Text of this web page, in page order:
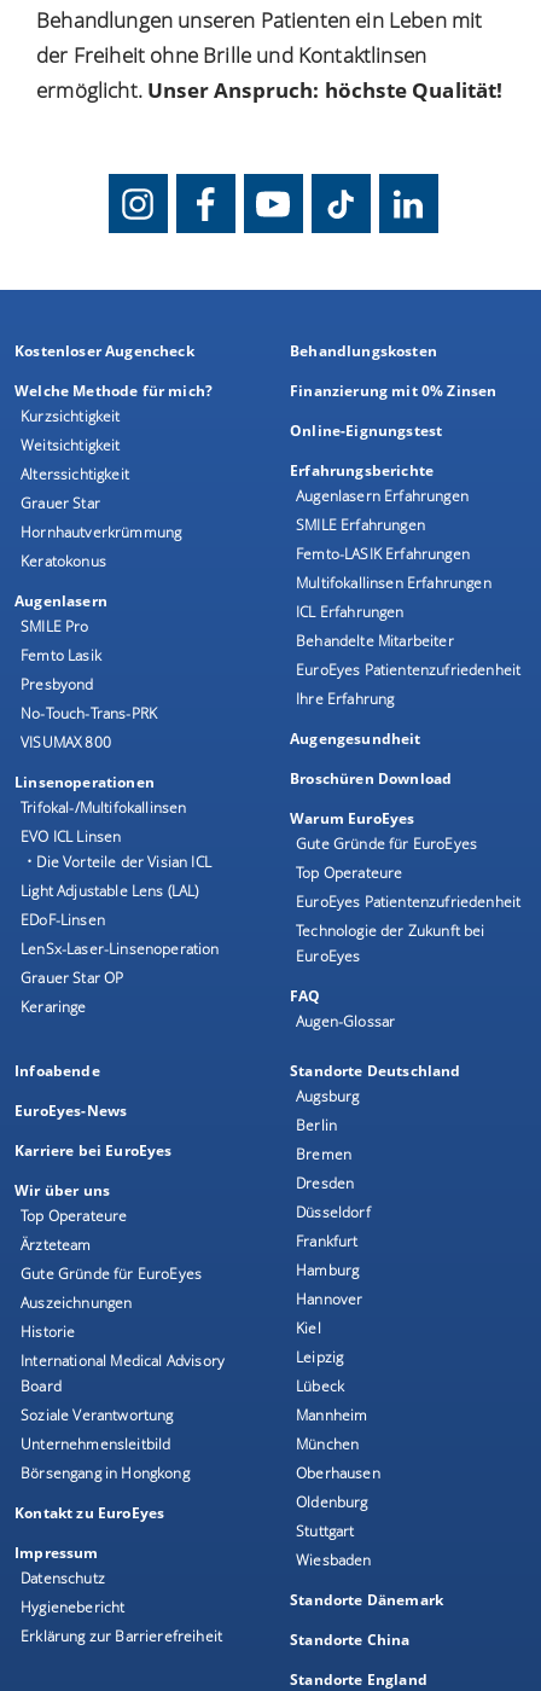
Behandlungen unseren Patienten ein Leben mit
der Freiheit ohne Brille und Kontaktlinsen
ermöglicht. Unser Anspruch: höchste Qualität!
Kostenloser Augencheck
Welche Methode für mich?
Kurzsichtigkeit
Weitsichtigkeit
Alterssichtigkeit
Grauer Star
Hornhautverkrümmung
Keratokonus
Augenlasern
SMILE Pro
Femto Lasik
Presbyond
No-Touch-Trans-PRK
VISUMAX 800
Linsenoperationen
Trifokal-/Multifokallinsen
EVO ICL Linsen
• Die Vorteile der Visian ICL
Light Adjustable Lens (LAL)
EDoF-Linsen
LenSx-Laser-Linsenoperation
Grauer Star OP
Keraringe
Behandlungskosten
Finanzierung mit 0% Zinsen
Online-Eignungstest
Erfahrungsberichte
Augenlasern Erfahrungen
SMILE Erfahrungen
Femto-LASIK Erfahrungen
Multifokallinsen Erfahrungen
ICL Erfahrungen
Behandelte Mitarbeiter
EuroEyes Patientenzufriedenheit
Ihre Erfahrung
Augengesundheit
Broschüren Download
Warum EuroEyes
Gute Gründe für EuroEyes
Top Operateure
EuroEyes Patientenzufriedenheit
Technologie der Zukunft bei
EuroEyes
FAQ
Augen-Glossar
Infoabende
EuroEyes-News
Karriere bei EuroEyes
Wir über uns
Top Operateure
Ärzteteam
Gute Gründe für EuroEyes
Auszeichnungen
Historie
International Medical Advisory
Board
Soziale Verantwortung
Unternehmensleitbild
Börsengang in Hongkong
Kontakt zu EuroEyes
Impressum
Datenschutz
Hygienebericht
Erklärung zur Barrierefreiheit
Standorte Deutschland
Augsburg
Berlin
Bremen
Dresden
Düsseldorf
Frankfurt
Hamburg
Hannover
Kiel
Leipzig
Lübeck
Mannheim
München
Oberhausen
Oldenburg
Stuttgart
Wiesbaden
Standorte Dänemark
Standorte China
Standorte England